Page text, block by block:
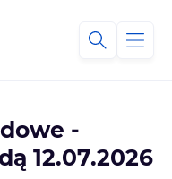
-
12.07.2026